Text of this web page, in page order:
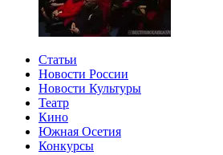
Статьи
Новости России
Новости Культуры
Театр
Кино
Южная Осетия
Конкурсы